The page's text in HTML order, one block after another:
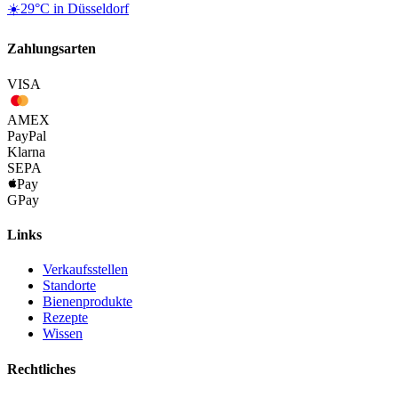
☀️29°C in Düsseldorf
Zahlungsarten
VISA
AMEX
PayPal
Klarna
SEPA
Pay
GPay
Links
Verkaufsstellen
Standorte
Bienenprodukte
Rezepte
Wissen
Rechtliches